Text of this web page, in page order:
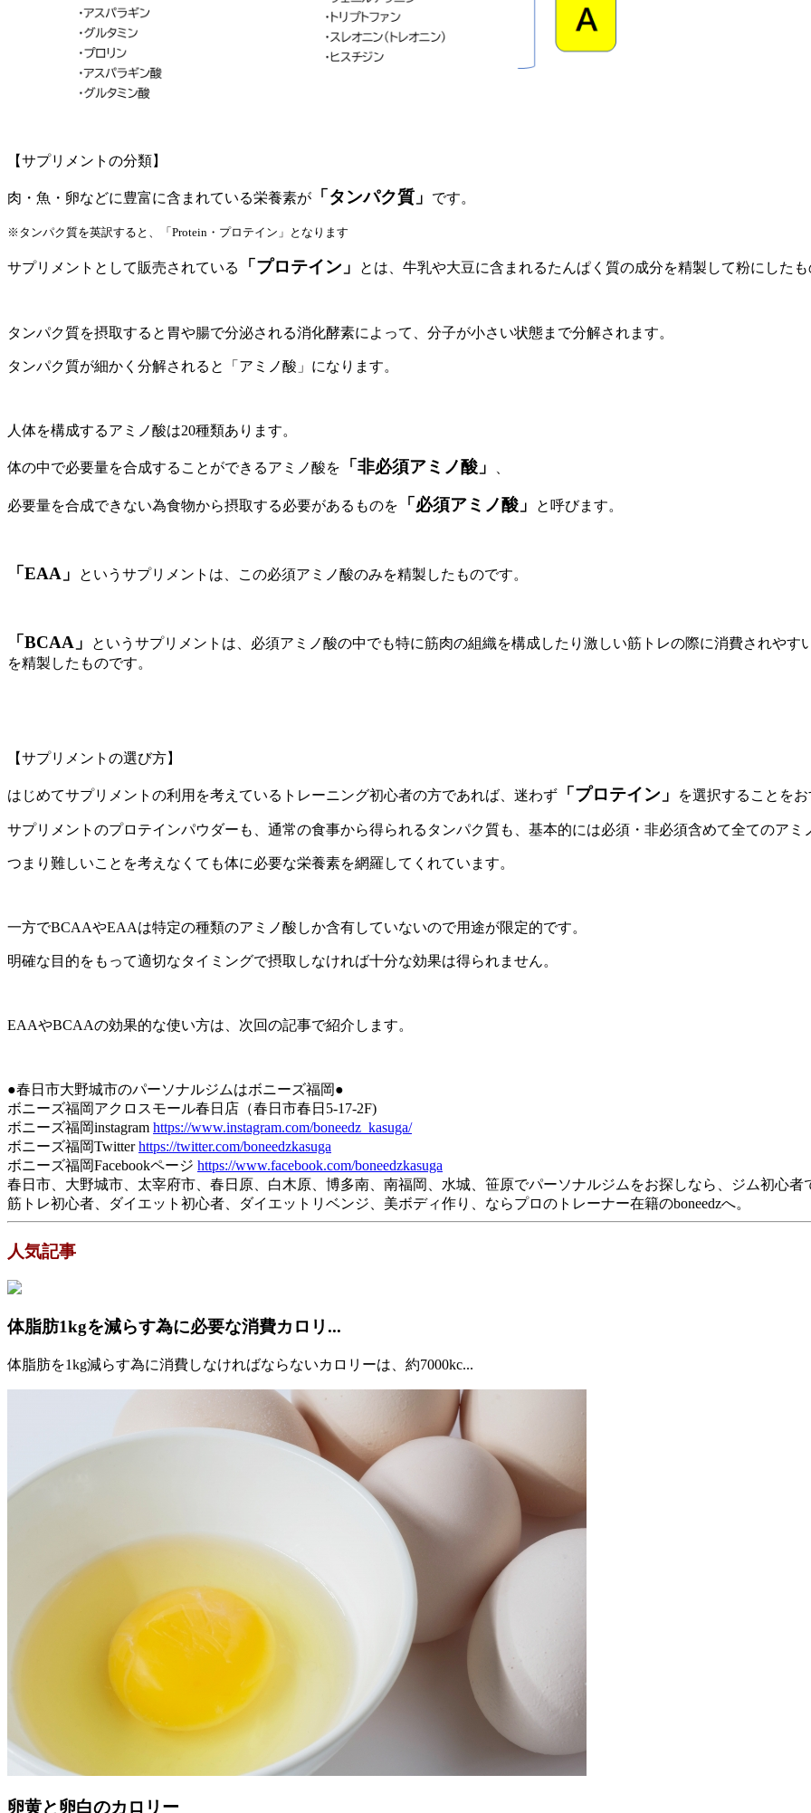
【サプリメントの分類】
肉・魚・卵などに豊富に含まれている栄養素が 「タンパク質」 です。
※タンパク質を英訳すると、「Protein・プロテイン」となります
サプリメントとして販売されている 「プロテイン」 とは、牛乳や大豆に含まれるたんぱく質の成分を精製して粉にした
タンパク質を摂取すると胃や腸で分泌される消化酵素によって、分子が小さい状態まで分解されます。
タンパク質が細かく分解されると「アミノ酸」になります。
人体を構成するアミノ酸は20種類あります。
体の中で必要量を合成することができるアミノ酸を 「非必須アミノ酸」
必要量を合成できない為食物から摂取する必要があるものを 「必須アミノ酸」 と呼びます。
「EAA」 というサプリメントは、この必須アミノ酸のみを精製したものです。
「BCAA」
というサプリメントは、必須アミノ酸の中でも特に筋肉の組織を構成したり激しい筋トレの際に消費されや
を精製したものです。
【サプリメントの選び方】
はじめてサプリメントの利用を考えているトレーニング初心者の方であれば、迷わず 「プロテイン」 を選択することを
サプリメントのプロテインパウダーも、通常の食事から得られるタンパク質も、基本的には必須・非必須含めて全てのアミ
つまり難しいことを考えなくても体に必要な栄養素を網羅してくれています。
一方でBCAAやEAAは特定の種類のアミノ酸しか含有していないので用途が限定的です。
明確な目的をもって適切なタイミングで摂取しなければ十分な効果は得られません。
EAAやBCAAの効果的な使い方は、次回の記事で紹介します。
●春日市大野城市のパーソナルジムはボニーズ福岡●
ボニーズ福岡アクロスモール春日店（春日市春日5-17-2F)
ボニーズ福岡instagram https://www.instagram.com/boneedz_kasuga/
ボニーズ福岡Twitterhttps://twitter.com/boneedzkasuga
ボニーズ福岡Facebookページ https://www.facebook.com/boneedzkasuga
春日市、大野城市、太宰府市、春日原、白木原、博多南、南福岡、水城、笹原でパーソナルジムをお探しなら、ジム初心者
筋トレ初心者、ダイエット初心者、ダイエットリベンジ、美ボディ作り、ならプロのトレーナー在籍のboneedzへ。
人気記事
体脂肪1kgを減らす為に必要な消費カロリ...
体脂肪を1kg減らす為に消費しなければならないカロリーは、約7000kc...
卵黄と卵白のカロリー